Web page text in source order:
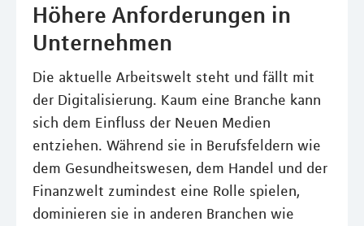
Höhere Anforderungen in
Unternehmen
Die aktuelle Arbeitswelt steht und fällt mit
der Digitalisierung. Kaum eine Branche kann
sich dem Einfluss der Neuen Medien
entziehen. Während sie in Berufsfeldern wie
dem Gesundheitswesen, dem Handel und der
Finanzwelt zumindest eine Rolle spielen,
dominieren sie in anderen Branchen wie